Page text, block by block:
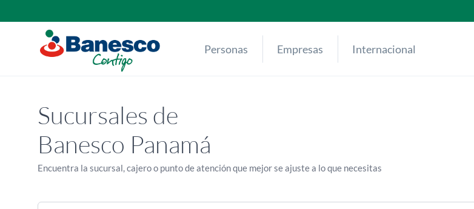
content
Personas Empresas Internacional
Sucursales de
Banesco Panamá
Encuentra la sucursal, cajero o punto de atención que mejor se ajuste a lo que necesitas